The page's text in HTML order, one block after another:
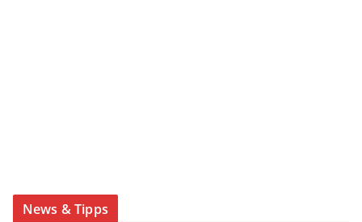
News & Tipps